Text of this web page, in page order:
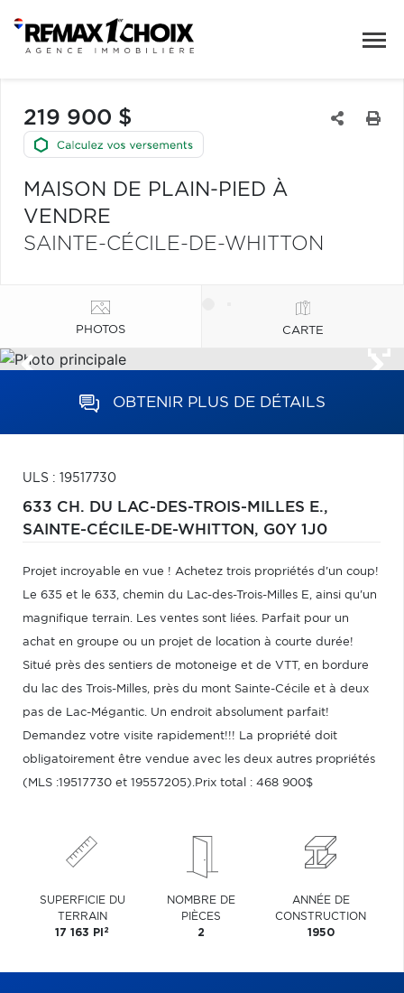
219 900 $
MAISON DE PLAIN-PIED À
VENDRE
SAINTE-CÉCILE-DE-WHITTON
PHOTOS CARTE
OBTENIR PLUS DE DÉTAILS
ULS : 19517730
633 CH. DU LAC-DES-TROIS-MILLES E.,
SAINTE-CÉCILE-DE-WHITTON, G0Y 1J0
Projet incroyable en vue ! Achetez trois propriétés d'un coup!
Le 635 et le 633, chemin du Lac-des-Trois-Milles E, ainsi qu'un
magnifique terrain. Les ventes sont liées. Parfait pour un
achat en groupe ou un projet de location à courte durée!
Situé près des sentiers de motoneige et de VTT, en bordure
du lac des Trois-Milles, près du mont Sainte-Cécile et à deux
pas de Lac-Mégantic. Un endroit absolument parfait!
Demandez votre visite rapidement!!! La propriété doit
obligatoirement être vendue avec les deux autres propriétés
(MLS :19517730 et 19557205).Prix total : 468 900$
SUPERFICIE DU
TERRAIN
17 163 PI 2
NOMBRE DE
PIÈCES
2
ANNÉE DE
CONSTRUCTION
1950